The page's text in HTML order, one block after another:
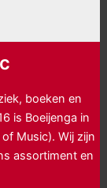
boeken en
is Boeijenga in
Music). Wij zijn
assortiment en